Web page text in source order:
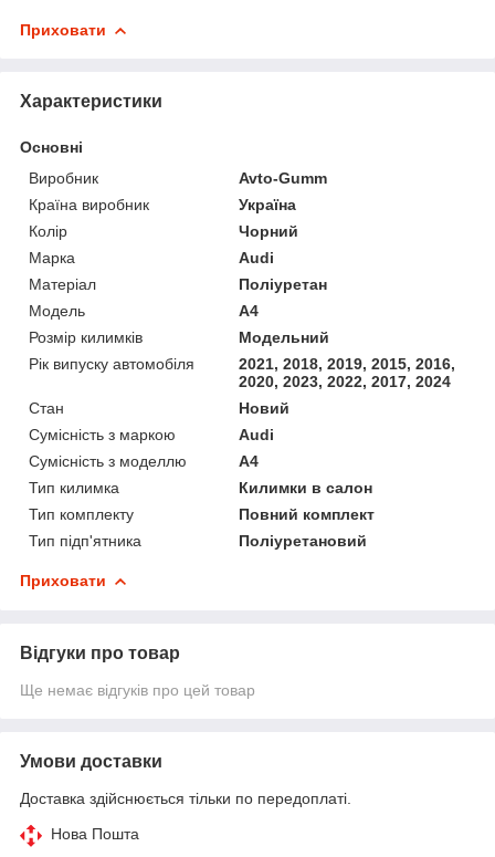
Приховати
Характеристики
Основні
Виробник
Avto-Gumm
Країна виробник
Україна
Колір
Чорний
Марка
Audi
Матеріал
Поліуретан
Модель
A4
Розмір килимків
Модельний
Рік випуску автомобіля
2021, 2018, 2019, 2015, 2016,
2020, 2023, 2022, 2017, 2024
Стан
Новий
Сумісність з маркою
Audi
Сумісність з моделлю
A4
Тип килимка
Килимки в салон
Тип комплекту
Повний комплект
Тип підп'ятника
Поліуретановий
Приховати
Відгуки про товар
Ще немає відгуків про цей товар
Умови доставки
Доставка здійснюється тільки по передоплаті.
Нова Пошта